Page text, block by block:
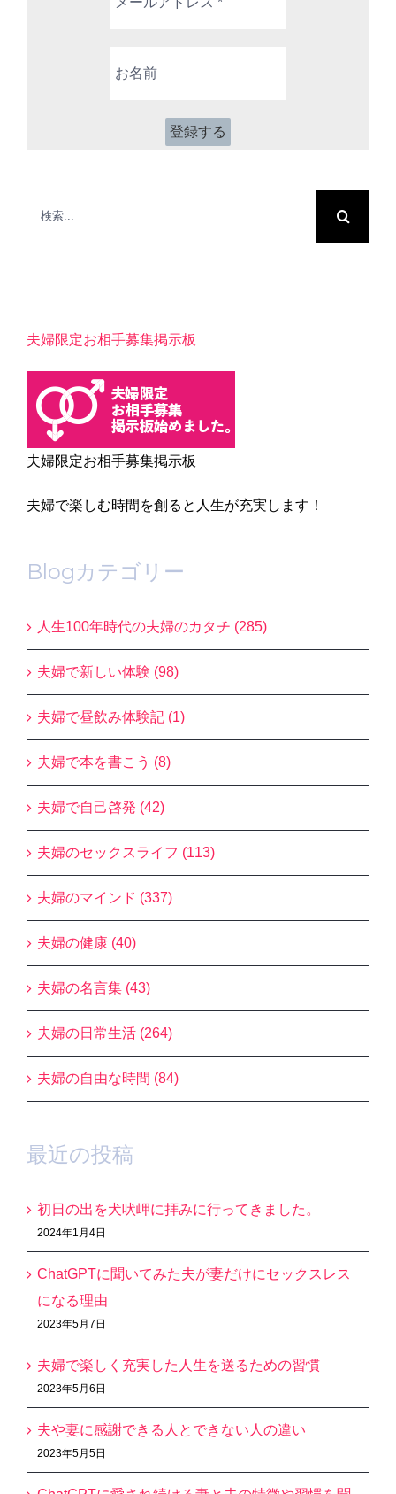
ー
*
夫婦限定お相手募集掲示板
夫婦限定お相手募集掲示板
夫婦で楽しむ時間を創ると人生が充実します！
Blogカテゴリー
人生100年時代の夫婦のカタチ (285)
夫婦で新しい体験 (98)
夫婦で昼飲み体験記 (1)
夫婦で本を書こう (8)
夫婦で自己啓発 (42)
夫婦のセックスライフ (113)
夫婦のマインド (337)
夫婦の健康 (40)
夫婦の名言集 (43)
夫婦の日常生活 (264)
夫婦の自由な時間 (84)
最近の投稿
初日の出を犬吠岬に拝みに行ってきました。
2024年1月4日
ChatGPTに聞いてみた夫が妻だけにセックスレス
になる理由
2023年5月7日
夫婦で楽しく充実した人生を送るための習慣
2023年5月6日
夫や妻に感謝できる人とできない人の違い
2023年5月5日